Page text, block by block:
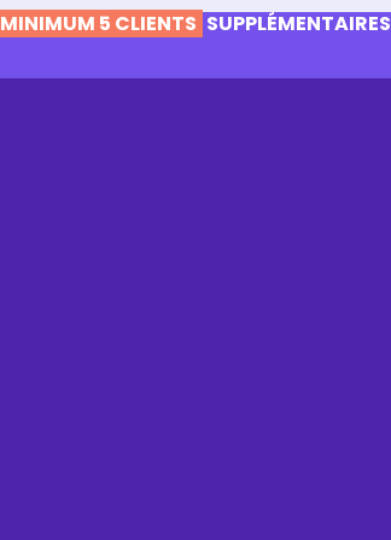
MINIMUM 5 CLIENTS SUPPLÉMENTAIRES